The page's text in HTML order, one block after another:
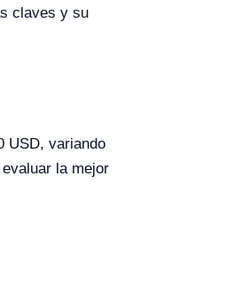
claves y su
USD, variando
la mejor